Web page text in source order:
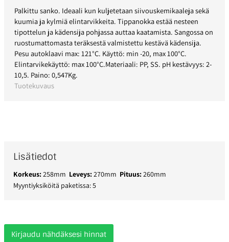
Palkittu sanko. Ideaali kun kuljetetaan siivouskemikaaleja sekä
kuumia ja kylmiä elintarvikkeita. Tippanokka estää nesteen
tipottelun ja kädensija pohjassa auttaa kaatamista. Sangossa on
ruostumattomasta teräksestä valmistettu kestävä kädensija.
Pesu autoklaavi max: 121°C. Käyttö: min -20, max 100°C.
Elintarvikekäyttö: max 100°C.Materiaali: PP, SS. pH kestävyys: 2-
10,5. Paino: 0,547Kg.
Tuotekuvaus
Lisätiedot
Korkeus:258mm Leveys:270mm Pituus:260mm
Myyntiyksiköitä paketissa: 5
Kirjaudu nähdäksesi hinnat